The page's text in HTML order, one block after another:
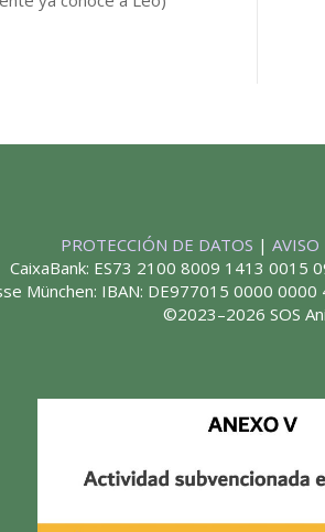
PROTECCIÓN DE DATOS | AVISO
CaixaBank: ES73 2100 8009 1413 0015
München: IBAN: DE977015 0000 0000
©2023–2026 SOS